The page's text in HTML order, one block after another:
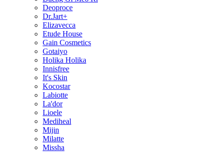
Deoproce
Dr.Jart+
Elizavecca
Etude House
Gain Cosmetics
Gotaiyo
Holika Holika
Innisfree
It's Skin
Kocostar
Labiotte
La'dor
Lioele
Mediheal
Mijin
Milatte
Missha